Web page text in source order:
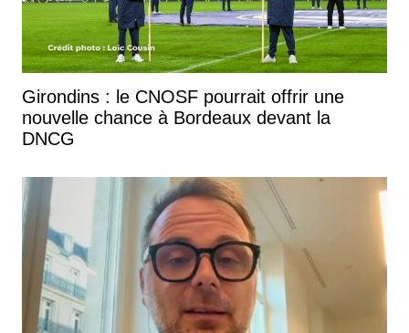
Girondins : le CNOSF pourrait offrir une
nouvelle chance à Bordeaux devant la
DNCG